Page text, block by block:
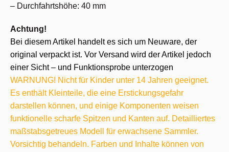
– Durchfahrtshöhe: 40 mm
Achtung!
Bei diesem Artikel handelt es sich um Neuware, der
original verpackt ist. Vor Versand wird der Artikel jedoch
einer Sicht – und Funktionsprobe unterzogen
WARNUNG! Nicht für Kinder unter 14 Jahren geeignet.
Es enthält Kleinteile, die eine Erstickungsgefahr
darstellen können, und einige Komponenten weisen
funktionelle scharfe Spitzen und Kanten auf. Detailliertes
maßstabsgetreues Modell für erwachsene Sammler.
Vorsichtig behandeln. Farben und Inhalte können von